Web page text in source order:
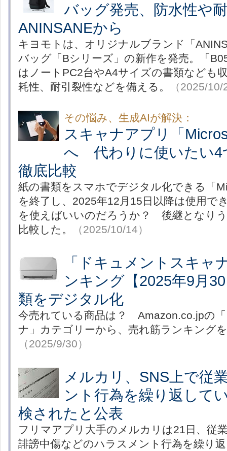
バッグ発売、防水性や
ANINSANEから
キヨモトは、オリジナルブランド「
バッグ「Bシリーズ」の新作を発売。「
はノートPC2台やA4サイズの書類なども
耗性、耐引裂性などを備える。
（2025/
その悩み、生成AIが解決：
スキャナアプリ「
へ 代わりに使いたい4
徹底比較
紙の書類をスマホでデジタル化できる「
を終了し、2025年12月15日以降は使用で
を使えばいいのだろうか？ 後継となり
比較した。
（2025/10/14）
「ドキュメントスキャ
ンキング【2025年9月
類をデジタル化
今売れている商品は？ Amazon.co.jpの
ナ」カテゴリーから、売れ筋ランキング
（2025/9/30）
メルカリ、SNS上で従
ント行為を繰り返して
検されたと公表
フリマアプリ大手のメルカリは21日、従
誹謗中傷などのハラスメント行為を繰り